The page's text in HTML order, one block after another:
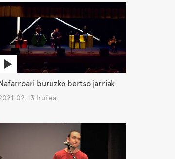
Nafarroari buruzko bertso jarriak
02-13 Iruñea